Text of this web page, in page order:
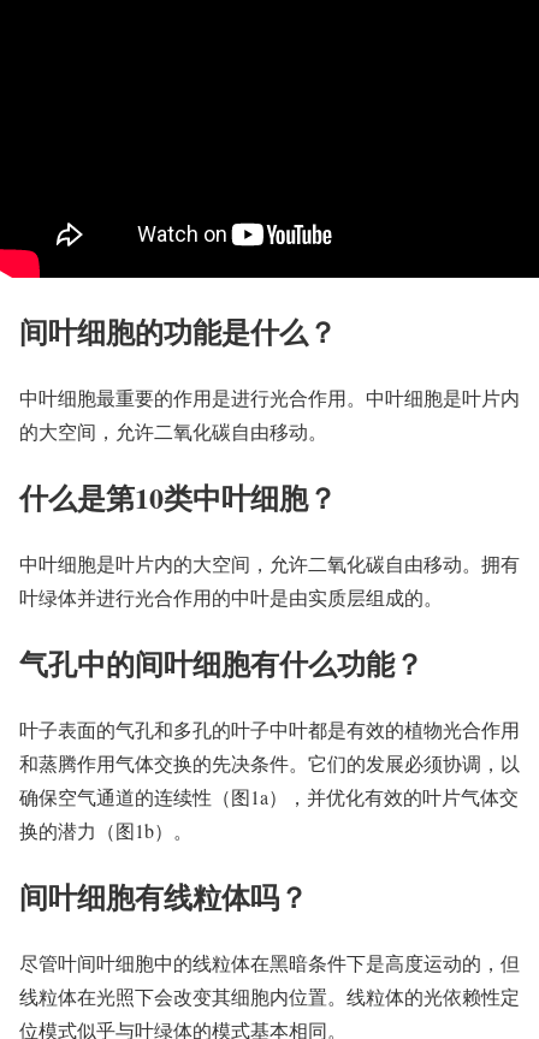
间叶细胞的功能是什么？
中叶细胞最重要的作用是进行光合作用。中叶细胞是叶片内
的大空间，允许二氧化碳自由移动。
什么是第10类中叶细胞？
中叶细胞是叶片内的大空间，允许二氧化碳自由移动。拥有
叶绿体并进行光合作用的中叶是由实质层组成的。
气孔中的间叶细胞有什么功能？
叶子表面的气孔和多孔的叶子中叶都是有效的植物光合作用
和蒸腾作用气体交换的先决条件。它们的发展必须协调，以
确保空气通道的连续性（图1a），并优化有效的叶片气体交
换的潜力（图1b）。
间叶细胞有线粒体吗？
尽管叶间叶细胞中的线粒体在黑暗条件下是高度运动的，但
线粒体在光照下会改变其细胞内位置。线粒体的光依赖性定
位模式似乎与叶绿体的模式基本相同。